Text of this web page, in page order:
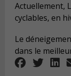
Actuellement,
cyclables, en
Le
dans le